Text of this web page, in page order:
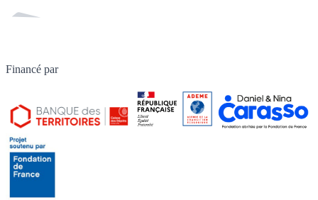
Financé par